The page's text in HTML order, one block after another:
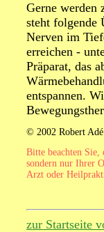
Gerne werden
steht folgende
Nerven im
erreichen -
Präparat, das
entspannen.
© 2002 Robert Adé
Bitte beachten Sie,
sondern nur Ihrer
Arzt oder
zur Startseite